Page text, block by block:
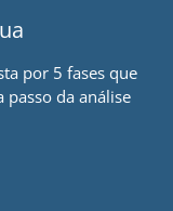
por 5 fases que
da análise